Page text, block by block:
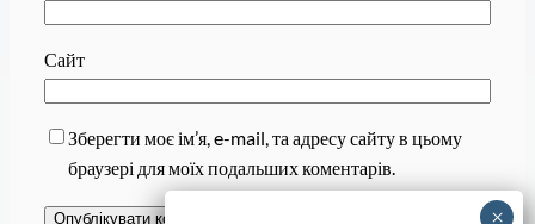
Сайт
Зберегти моє ім’я, e-mail, та адресу сайту в цьому
браузері для моїх подальших коментарів.